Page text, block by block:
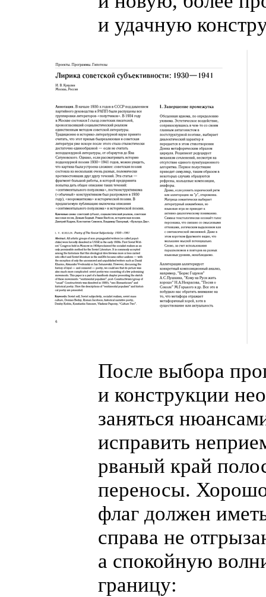
и удачную
После выбора
и конструкции
заняться
исправить
рваный край
переносы.
флаг должен
справа не
а спокойную
границу: